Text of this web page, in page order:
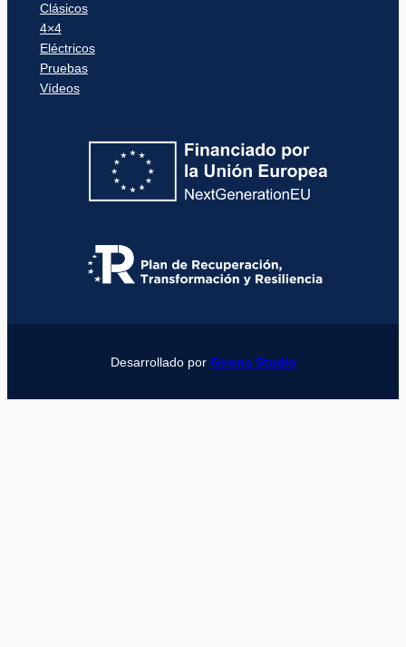
Clásicos
4×4
Eléctricos
Pruebas
Vídeos
Desarrollado por Girona Studio